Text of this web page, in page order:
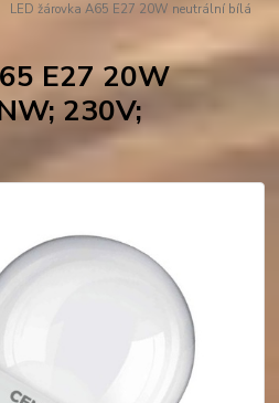
LED žárovka A65 E27 20W neutrální bílá
E27 20W
230V;